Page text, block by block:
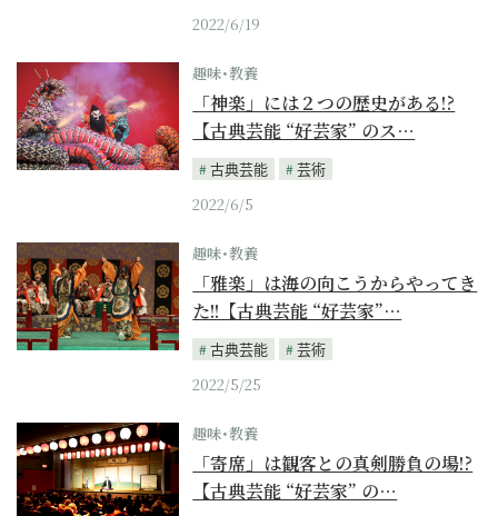
2022/6/19
趣味･教養
「神楽」には２つの歴史がある!?
【古典芸能 “好芸家” のス…
古典芸能
芸術
2022/6/5
趣味･教養
「雅楽」は海の向こうからやってき
た!!【古典芸能 “好芸家”…
古典芸能
芸術
2022/5/25
趣味･教養
「寄席」は観客との真剣勝負の場!?
【古典芸能 “好芸家” の…